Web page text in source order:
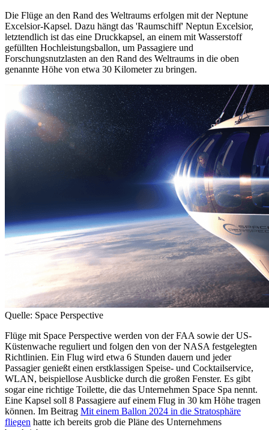
Die Flüge an den Rand des Weltraums erfolgen mit der Neptune
Excelsior-Kapsel. Dazu hängt das 'Raumschiff' Neptun Excelsior,
letztendlich ist das eine Druckkapsel, an einem mit Wasserstoff
gefüllten Hochleistungsballon, um Passagiere und
Forschungsnutzlasten an den Rand des Weltraums in die oben
genannte Höhe von etwa 30 Kilometer zu bringen.
Quelle: Space Perspective
Flüge mit Space Perspective werden von der FAA sowie der US-
Küstenwache reguliert und folgen den von der NASA festgelegten
Richtlinien. Ein Flug wird etwa 6 Stunden dauern und jeder
Passagier genießt einen erstklassigen Speise- und Cocktailservice,
WLAN, beispiellose Ausblicke durch die großen Fenster. Es gibt
sogar eine richtige Toilette, die das Unternehmen Space Spa nennt.
Eine Kapsel soll 8 Passagiere auf einem Flug in 30 km Höhe tragen
können. Im Beitrag Mit einem Ballon 2024 in die Stratosphäre
fliegen hatte ich bereits grob die Pläne des Unternehmens